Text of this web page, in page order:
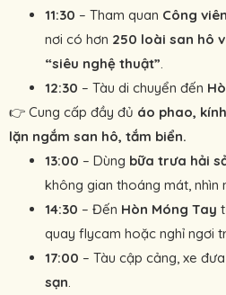
11:30 – Tham quan Công
nơi có hơn 250 loài san hô
“siêu nghệ thuật”
12:30 – Tàu di chuyển đến
👉 Cung cấp đầy đủ áo phao,
lặn ngắm san hô, tắm biển.
13:00 – Dùng bữa trưa hải
không gian thoáng mát, nhìn
14:30 – Đến Hòn Móng Tay
quay flycam hoặc nghỉ ngơi
17:00 – Tàu cập cảng, xe
sạn